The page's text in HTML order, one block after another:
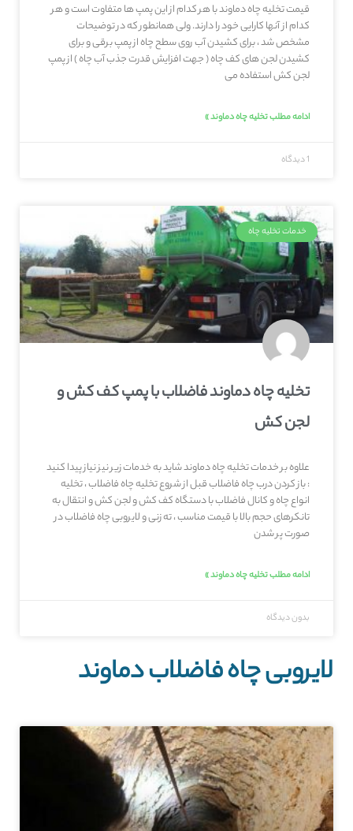
قیمت تخلیه چاه دماوند با هر کدام از این پمپ ها متفاوت است و هر
کدام از آنها کارایی خود را دارند. ولی همانطور که در توضیحات
مشخص شد ، برای کشیدن آب روی سطح چاه از پمپ برقی و برای
کشیدن لجن های کف چاه ( جهت افزایش قدرت جذب آب چاه ) از پمپ
لجن کش استفاده می
ادامه مطلب تخلیه چاه دماوند »
1 دیدگاه
خدمات تخلیه چاه
تخلیه چاه دماوند فاضلاب با پمپ کف کش و
لجن کش
علاوه بر خدمات تخلیه چاه دماوند شاید به خدمات زیر نیز نیاز پیدا کنید
: باز کردن درب چاه فاضلاب قبل از شروع تخلیه چاه فاضلاب ، تخلیه
انواع چاه و کانال فاضلاب با دستگاه کف کش و لجن کش و انتقال به
تانکرهای حجم بالا با قیمت مناسب ، ته زنی و لایروبی چاه فاضلاب در
صورت پر شدن
ادامه مطلب تخلیه چاه دماوند »
بدون دیدگاه
لایروبی چاه فاضلاب دماوند